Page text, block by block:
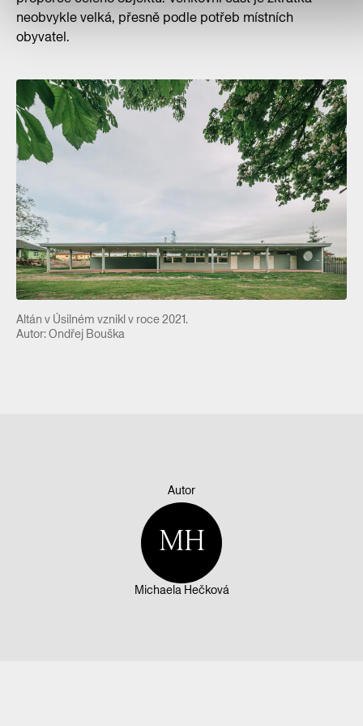
neobvykle velká, přesně podle potřeb místních
obyvatel.
Altán v Úsilném vznikl v roce 2021.
Autor: Ondřej Bouška
Autor
MH
Michaela Hečková